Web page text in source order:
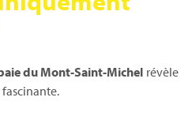
du Mont-Saint-Michel révèle